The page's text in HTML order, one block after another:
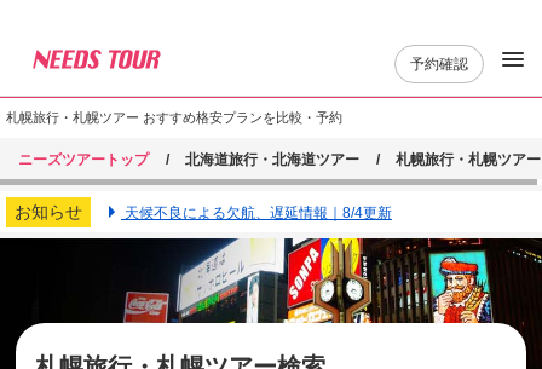
予約確認
札幌旅行・札幌ツアー おすすめ格安プランを比較・予約
ニーズツアートップ 北海道旅行・北海道ツアー 札幌旅行・札幌ツアー
お知らせ 天候不良による欠航、遅延情報｜8/4更新